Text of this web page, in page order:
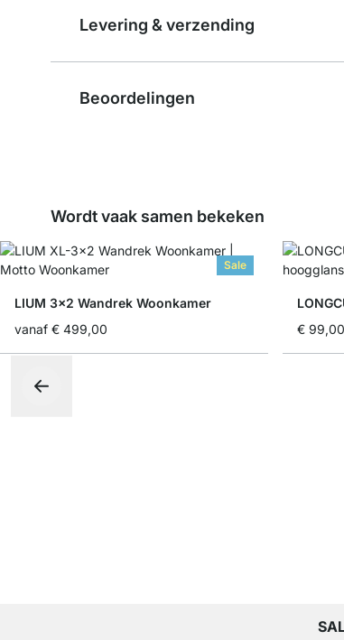
Levering & verzending
Beoordelingen
Wordt vaak samen bekeken
Sale
LIUM 3x2 Wandrek Woonkamer
vanaf € 499,00
€ 99,00